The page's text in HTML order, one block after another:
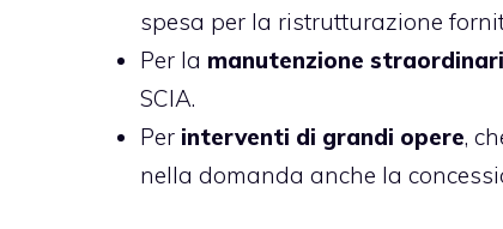
spesa per la ristrutturazione
Per la manutenzione
SCIA.
Per interventi di grandi opere,
nella domanda anche la